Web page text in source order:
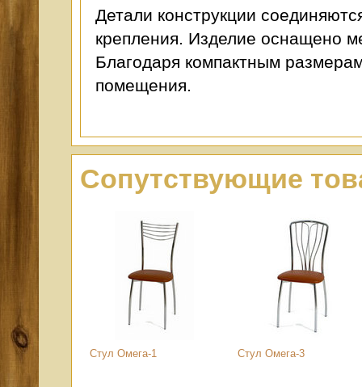
Детали конструкции
крепления. Изделие оснащено
Благодаря компактным
помещения.
Сопутствующие
Стул Омега-1 Стул Омега-3